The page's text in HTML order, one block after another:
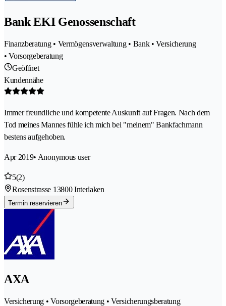
Bank EKI Genossenschaft
Finanzberatung • Vermögensverwaltung • Bank • Versicherung
• Vorsorgeberatung
Geöffnet
Kundennähe
Immer freundliche und kompetente Auskunft auf Fragen. Nach dem
Tod meines Mannes fühle ich mich bei "meinem" Bankfachmann
bestens aufgehoben.
Apr 2019• Anonymous user
5(2)
Rosenstrasse 13800 Interlaken
Termin reservieren
AXA
Versicherung • Vorsorgeberatung • Versicherungsberatung